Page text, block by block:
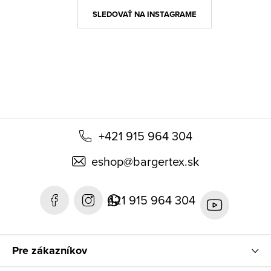
+421 915 964 304
eshop@bargertex.sk
421 915 964 304
SLEDOVAŤ NA INSTAGRAME
Pre zákazníkov